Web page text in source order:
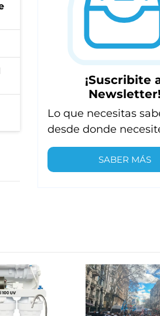
¡Suscribite
Newsletter!
Lo que necesitas
desde donde
SABER MÁS